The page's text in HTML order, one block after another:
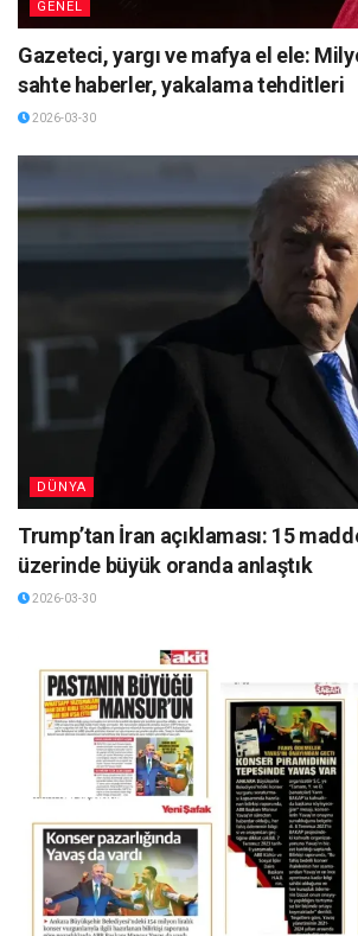
GENEL
Gazeteci, yargı ve mafya el ele:
sahte haberler, yakalama tehditleri
2026-03-30
DÜNYA
Trump’tan İran açıklaması: 15
üzerinde büyük oranda anlaştık
2026-03-30